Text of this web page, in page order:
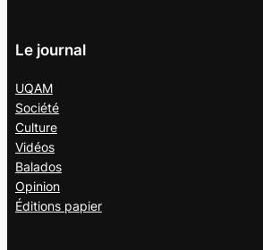
Le journal
UQAM
Société
Culture
Vidéos
Balados
Opinion
Éditions papier